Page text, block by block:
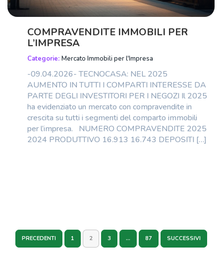
COMPRAVENDITE IMMOBILI PER
L’IMPRESA
Categorie: Mercato Immobili per l'Impresa
-09.04.2026- TECNOCASA: NEL 2025
AUMENTO IN TUTTI I COMPARTI INTERESSE DA
PARTE DEGLI INVESTITORI PER I NEGOZI Il 2025
ha evidenziato un mercato con compravendite in
crescita su tutti i segmenti del comparto immobili
per l’impresa. NUMERO COMPRAVENDITE 2025
2024 PRODUTTIVO 16.913 16.743 DEPOSITI […]
PRECEDENTI 1 2 3 … 87 SUCCESSIVI